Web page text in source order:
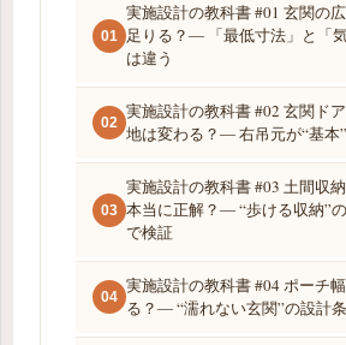
01
実施設計の教科書 #01 玄関の
足りる？― 「最低寸法」と「
は違う
02
実施設計の教科書 #02 玄関ド
地は変わる？― 右吊元が“基本
03
実施設計の教科書 #03 土間収
本当に正解？― “歩ける収納”
で検証
04
実施設計の教科書 #04 ポーチ
る？― “濡れない玄関”の設計